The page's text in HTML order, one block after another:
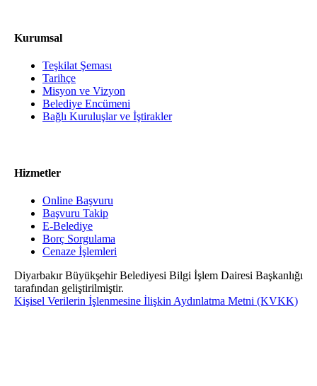
Kurumsal
Teşkilat Şeması
Tarihçe
Misyon ve Vizyon
Belediye Encümeni
Bağlı Kuruluşlar ve İştirakler
Hizmetler
Online Başvuru
Başvuru Takip
E-Belediye
Borç Sorgulama
Cenaze İşlemleri
Diyarbakır Büyükşehir Belediyesi Bilgi İşlem Dairesi Başkanlığı
tarafından geliştirilmiştir.
Kişisel Verilerin İşlenmesine İlişkin Aydınlatma Metni (KVKK)